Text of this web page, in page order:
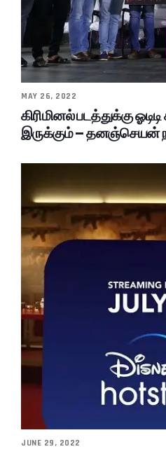
MAY 26, 2022
கிரிமினல் படத்துக்கு
இருக்கும் – தனஞ்செயன்
JUNE 29, 2022